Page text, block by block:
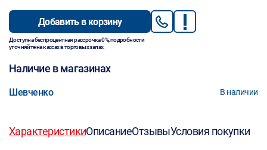
Добавить в корзину
Доступна беспроцентная рассрочка 0%, подробности
уточняйте на кассах в торговых залах.
Наличие в магазинах
Шевченко В наличии
ХарактеристикиОписаниеОтзывыУсловия покупки